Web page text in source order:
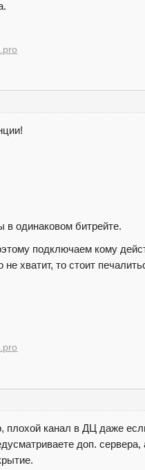
в одинаковом битрейте.
подключаем кому
хватит, то стоит
плохой канал в ДЦ даже
доп. сервера,